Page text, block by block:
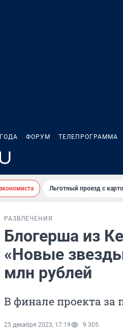
ФОРУМ ТЕЛЕПРОГРАММА
Льготный проезд с
РАЗВЛЕЧЕНИЯ
Блогерша из
«Новые
млн рублей
В финале проекта за
25 декабря 2023, 17:19 9 305